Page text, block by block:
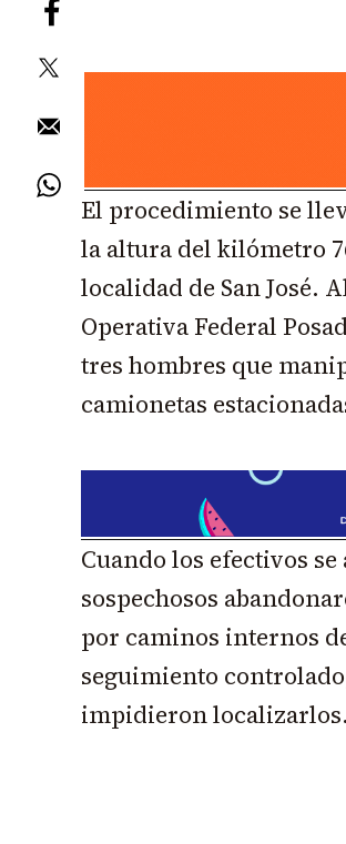
El procedimiento se
la altura del kilómetro
localidad de San José.
Operativa Federal
tres hombres que
camionetas
Cuando los efectivos
sospechosos
por caminos internos
seguimiento
impidieron localizarlos.